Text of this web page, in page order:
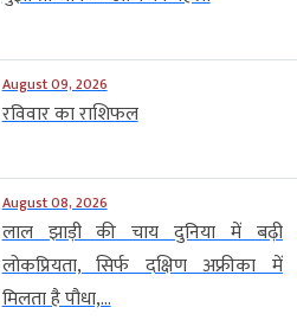
August 09, 2026
रविवार का राशिफल
August 08, 2026
लाल झाड़ी की चाय दुनिया में बढ़ी
लोकप्रियता, सिर्फ दक्षिण अफ्रीका में
मिलता है पौधा,...